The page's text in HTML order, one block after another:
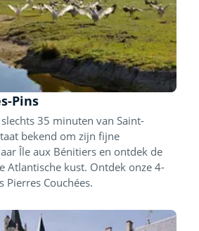
Pins
35 minuten van Saint-
bekend om zijn fijne
Île aux Bénitiers en ontdek de
Atlantische kust. Ontdek onze 4-
Pierres Couchées.